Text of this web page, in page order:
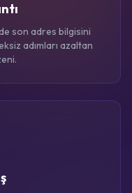
son adres bilgisini
adımları azaltan